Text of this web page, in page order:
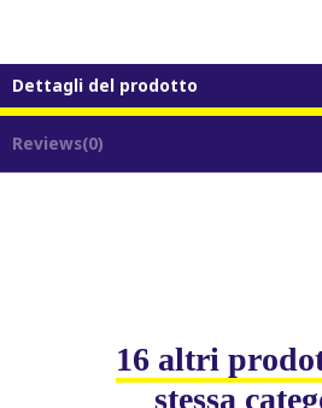
Dettagli del prodotto
Reviews(0)
16 altri
stessa